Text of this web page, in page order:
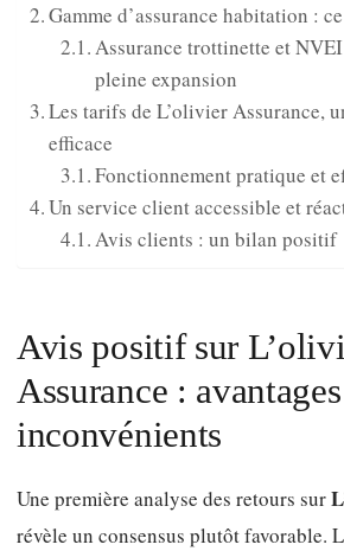
Gamme d’assurance habitation :
Assurance trottinette et
pleine expansion
Les tarifs de L’olivier Assurance,
efficace
Fonctionnement pratique et
Un service client accessible et
Avis clients : un bilan positif
Avis positif sur
Assurance :
inconvénients
Une première analyse des retours sur
révèle un consensus plutôt favorable.